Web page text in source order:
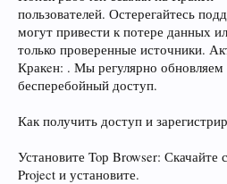
пользователей. Остерегайтесь
могут привести к потере данных
только проверенные источники.
Кракeн: . Мы регулярно
бесперебойный доступ.
Как получить доступ и
Установите Toр Browser: Скачайте
Project и установите.